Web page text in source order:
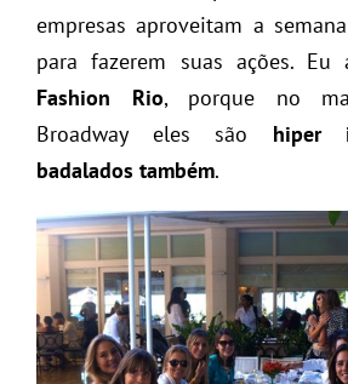
empresas aproveitam a
para fazerem suas ações. Eu
Fashion Rio, porque no
Broadway eles são hiper
badalados também.